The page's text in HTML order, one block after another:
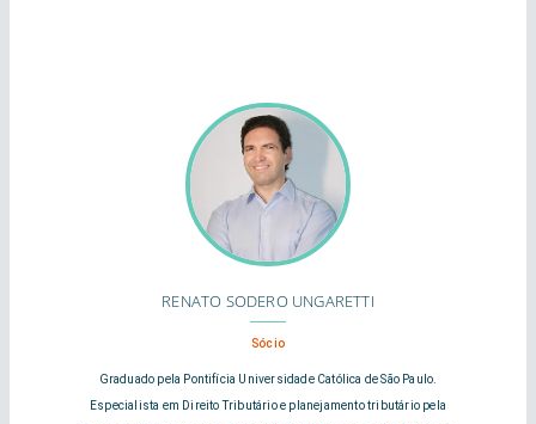
RENATO SODERO UNGARETTI
Sócio
Graduado pela Pontifícia Universidade Católica de São Paulo.
Especialista em Direito Tributário e planejamento tributário pela